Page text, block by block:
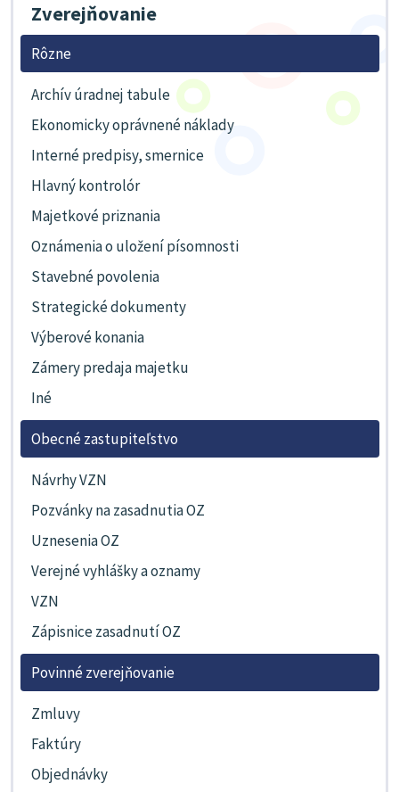
Zverejňovanie
Rôzne
Archív úradnej tabule
Ekonomicky oprávnené náklady
Interné predpisy, smernice
Hlavný kontrolór
Majetkové priznania
Oznámenia o uložení písomnosti
Stavebné povolenia
Strategické dokumenty
Výberové konania
Zámery predaja majetku
Iné
Obecné zastupiteľstvo
Návrhy VZN
Pozvánky na zasadnutia OZ
Uznesenia OZ
Verejné vyhlášky a oznamy
VZN
Zápisnice zasadnutí OZ
Povinné zverejňovanie
Zmluvy
Faktúry
Objednávky